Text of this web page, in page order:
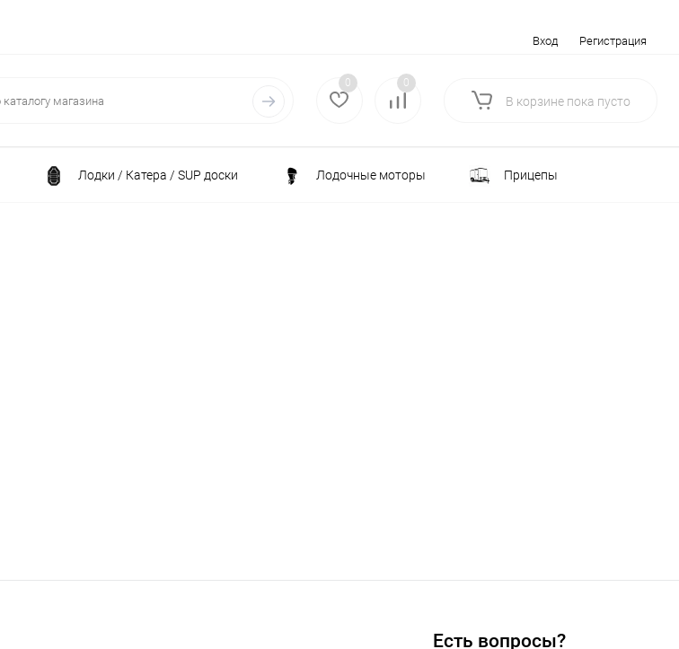
Вход Регистрация
0 0
В корзине пока пусто
Лодки / Катера / SUP доски Лодочные моторы Прицепы
Есть вопросы?